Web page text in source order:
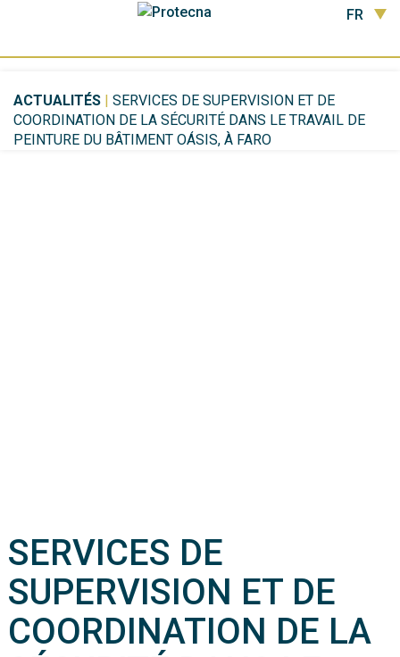
FR
ACTUALITÉS | SERVICES DE SUPERVISION ET DE
COORDINATION DE LA SÉCURITÉ DANS LE TRAVAIL DE
PEINTURE DU BÂTIMENT OÁSIS, À FARO
SERVICES DE
SUPERVISION ET DE
COORDINATION DE LA